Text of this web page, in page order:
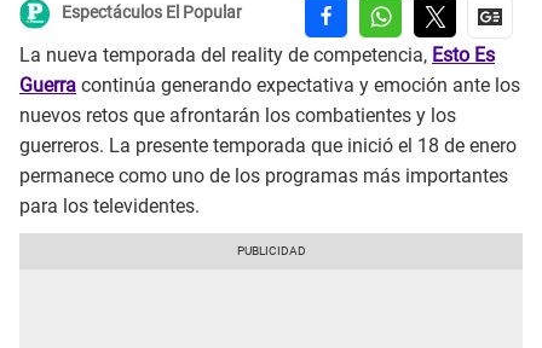
Espectáculos El Popular
La nueva temporada del reality de competencia, Esto Es
Guerra continúa generando expectativa y emoción ante los
nuevos retos que afrontarán los combatientes y los
guerreros. La presente temporada que inició el 18 de enero
permanece como uno de los programas más importantes
para los televidentes.